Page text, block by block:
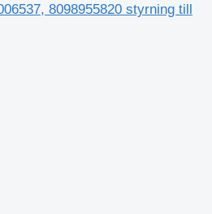
8098955820 styrning till